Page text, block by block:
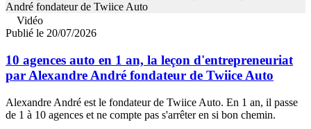
Vidéo
Publié le 20/07/2026
10 agences auto en 1 an, la leçon d'entrepreneuriat
par Alexandre André fondateur de Twiice Auto
Alexandre André est le fondateur de Twiice Auto. En 1 an, il passe
de 1 à 10 agences et ne compte pas s'arrêter en si bon chemin.